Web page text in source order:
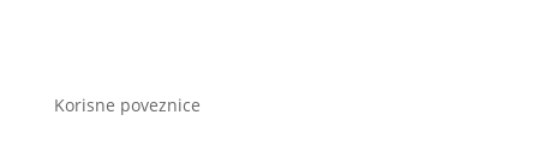
Korisne poveznice